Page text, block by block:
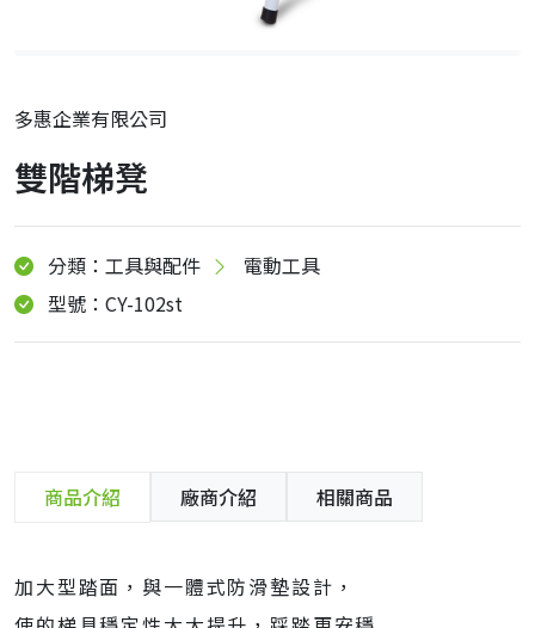
多惠企業有限公司
雙階梯凳
分類：工具與配件
電動工具
型號：CY-102st
商品介紹 廠商介紹 相關商品
加大型踏面，與一體式防滑墊設計，